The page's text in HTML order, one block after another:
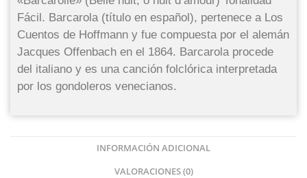
Fácil. Barcarola (título en español), pertenece a Los
Cuentos de Hoffmann y fue compuesta por el alemán
Jacques Offenbach en el 1864. Barcarola procede
del italiano y es una canción folclórica interpretada
por los gondoleros venecianos.
INFORMACIÓN ADICIONAL
VALORACIONES (0)